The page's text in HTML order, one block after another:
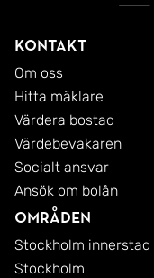
Kontakt
Om oss
Hitta mäklare
Värdera bostad
Värdebevakaren
Socialt ansvar
Ansök om bolån
Områden
Stockholm innerstad
Stockholm